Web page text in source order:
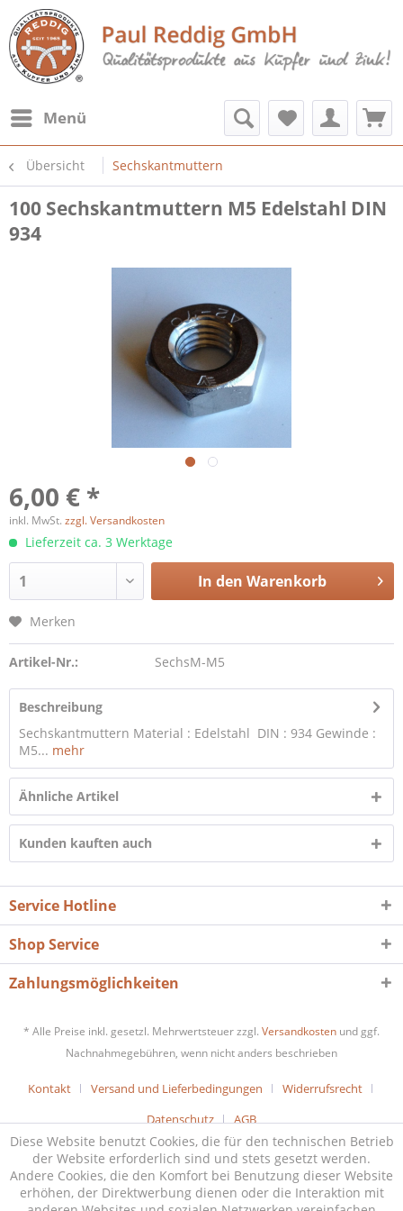
Menü
Übersicht Sechskantmuttern
100 Sechskantmuttern M5 Edelstahl DIN
934
6,00 € *
inkl. MwSt. zzgl. Versandkosten
Lieferzeit ca. 3 Werktage
In den Warenkorb
Merken
Artikel-Nr.: SechsM-M5
Beschreibung
Sechskantmuttern Material : Edelstahl DIN : 934 Gewinde :
M5... mehr
Ähnliche Artikel
Kunden kauften auch
Service Hotline
Shop Service
Zahlungsmöglichkeiten
* Alle Preise inkl. gesetzl. Mehrwertsteuer zzgl. Versandkosten und ggf.
Nachnahmegebühren, wenn nicht anders beschrieben
Kontakt Versand und Lieferbedingungen
Widerrufsrecht
Datenschutz
AGB
Diese Website benutzt Cookies, die für den technischen Betrieb
der Website erforderlich sind und stets gesetzt werden.
Andere Cookies, die den Komfort bei Benutzung dieser Website
erhöhen, der Direktwerbung dienen oder die Interaktion mit